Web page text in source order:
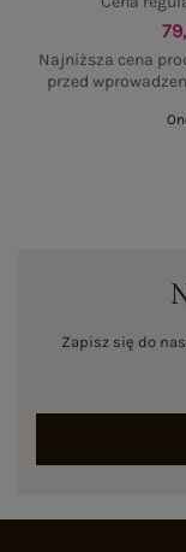
Najniższa cena
przed
Zapisz się do